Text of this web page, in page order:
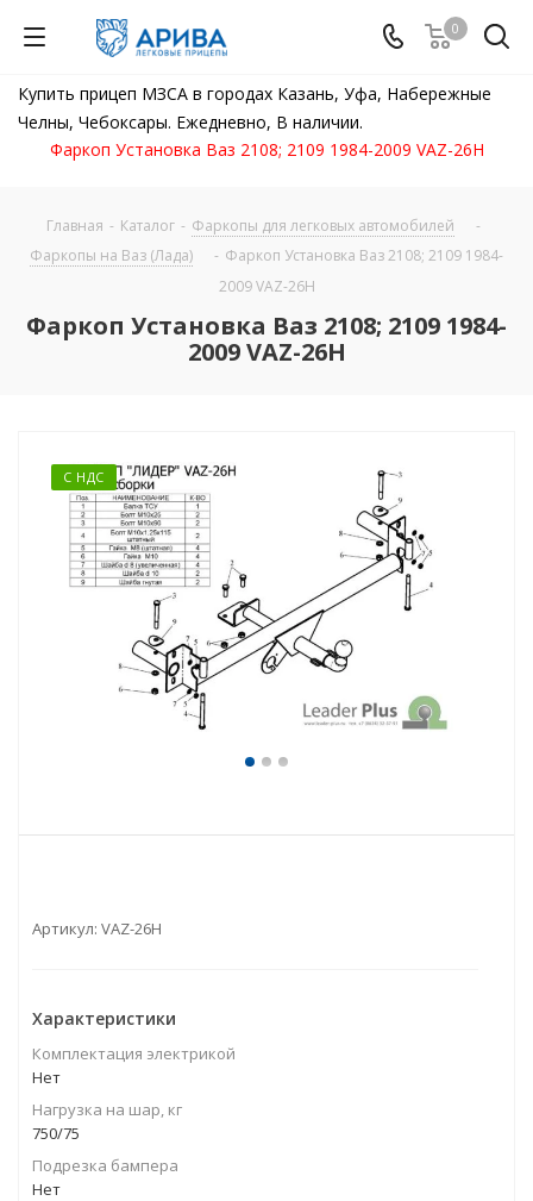
0
Купить прицеп МЗСА в городах Казань, Уфа, Набережные
Челны, Чебоксары. Ежедневно, В наличии.
Фаркоп Установка Ваз 2108; 2109 1984-2009 VAZ-26H
Главная - Каталог - Фаркопы для легковых автомобилей
-
Фаркопы на Ваз (Лада)
- Фаркоп Установка Ваз 2108; 2109 1984-
2009 VAZ-26H
Фаркоп Установка Ваз 2108; 2109 1984-
2009 VAZ-26H
С НДС
Артикул: VAZ-26H
Характеристики
Комплектация электрикой
Нет
Нагрузка на шар, кг
750/75
Подрезка бампера
Нет